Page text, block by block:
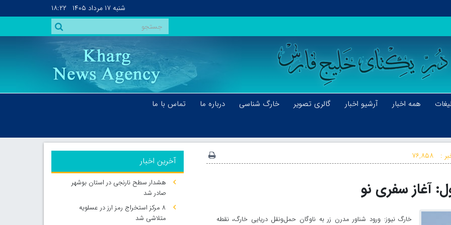
شنبه ۱۷ مرداد ۱۴۰۵ ۱۸:۲۲
همه اخبار آرشیو اخبار گالری تصویر خارگ شناسی درباره ما
تماس با ما
: ۷۶,۸۵۸
آغاز سفری نو
خارگ نیوز: ورود شناور مدرن زر به ناوگان حمل‌ونقل دریایی خارگ، نقطه
آخرین اخبار
هشدار سطح نارنجی در استان بوشهر
صادر شد
۸ مرکز استخراج رمز ارز در عسلویه
متلاشی شد